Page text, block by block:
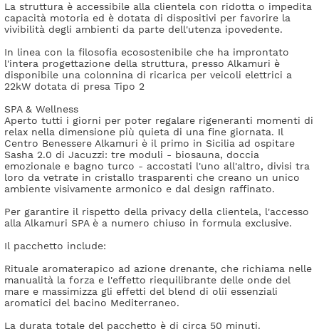
La struttura è accessibile alla clientela con ridotta o impedita
capacità motoria ed è dotata di dispositivi per favorire la
vivibilità degli ambienti da parte dell'utenza ipovedente.
In linea con la filosofia ecosostenibile che ha improntato
l'intera progettazione della struttura, presso Alkamuri è
disponibile una colonnina di ricarica per veicoli elettrici a
22kW dotata di presa Tipo 2
SPA & Wellness
Aperto tutti i giorni per poter regalare rigeneranti momenti di
relax nella dimensione più quieta di una fine giornata. Il
Centro Benessere Alkamuri è il primo in Sicilia ad ospitare
Sasha 2.0 di Jacuzzi: tre moduli - biosauna, doccia
emozionale e bagno turco - accostati l'uno all'altro, divisi tra
loro da vetrate in cristallo trasparenti che creano un unico
ambiente visivamente armonico e dal design raffinato.
Per garantire il rispetto della privacy della clientela, l'accesso
alla Alkamuri SPA è a numero chiuso in formula exclusive.
Il pacchetto include:
Rituale aromaterapico ad azione drenante, che richiama nelle
manualità la forza e l'effetto riequilibrante delle onde del
mare e massimizza gli effetti del blend di olii essenziali
aromatici del bacino Mediterraneo.
La durata totale del pacchetto è di circa 50 minuti.